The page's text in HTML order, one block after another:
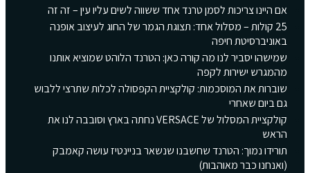
אם היינו צריכות לסמן טרנד אחד ששווה לשים עליו עין – זה זה
25 קולות – מסלול אחד: תצוגת הגמר של החוג לעיצוב אופנה
באוניברסיטת חיפה
שמישהו יסביר לנו מה קורה כאן: הטרנד הלוהט שמוציא אותנו
מהמגרש ישירות לקפה
שוברות את המוסכמות: קולקציית הקפסולה לכלות שתרצי ללבוש
גם ביום שאחרי
קולקציית המסלול של VERSACE נחתה בארץ וסובבה לנו את
הראש
תורידו נמוך: הטרנד שחשבנו שנשאר בניינטיז עושה קאמבק
(ואנחנו כבר מאוהבות)